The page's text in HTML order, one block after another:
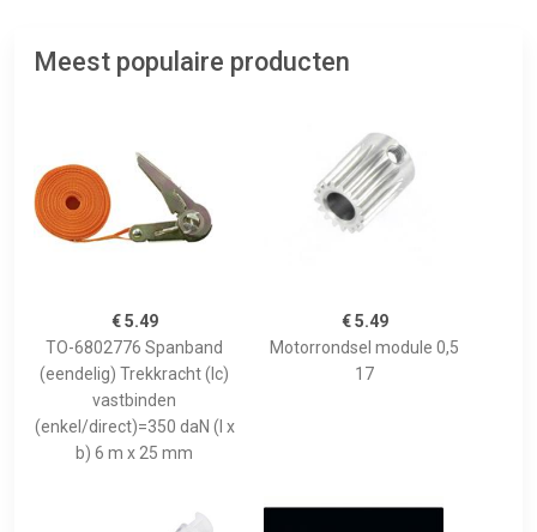
Meest populaire producten
€ 5.49
TO-6802776 Spanband
(eendelig) Trekkracht (lc)
vastbinden
(enkel/direct)=350 daN (l x
b) 6 m x 25 mm
€ 5.49
Motorrondsel module 0,5
17